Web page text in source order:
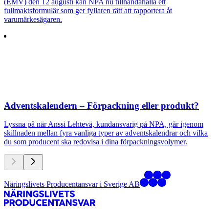
fullmaktsformulär som ger fyllaren rätt att rapportera åt
varumärkesägaren.
Adventskalendern – Förpackning eller produkt?
Lyssna på när Anssi Lehtevä, kundansvarig på NPA, går igenom
skillnaden mellan fyra vanliga typer av adventskalendrar och vilka
du som producent ska redovisa i dina förpackningsvolymer.
Näringslivets Producentansvar i Sverige AB